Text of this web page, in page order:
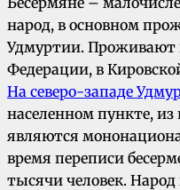
народ, в основном
Удмуртии. Проживают
Федерации, в
На северо-западе
населенном пункте, из
являются
время переписи
тысячи человек.